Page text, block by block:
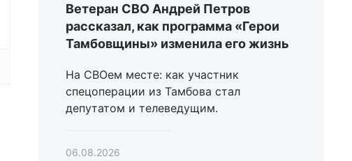
Ветеран СВО Андрей Петров
рассказал, как программа «Герои
Тамбовщины» изменила его жизнь
На СВОем месте: как участник
спецоперации из Тамбова стал
депутатом и телеведущим.
06.08.2026